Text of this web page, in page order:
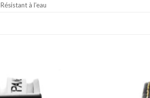
Résistant à l’eau